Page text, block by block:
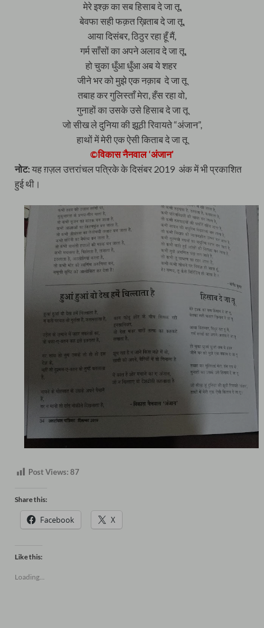
मेरे इश्क़ का सब हिसाब दे जा तू,
बेवफा सही फक़त ख़िताब दे जा तू,
आया दिसंबर, ठिठुर रहा हूँ मैं,
गर्म साँसों का अपने अलाव दे जा तू,
हो चुका धुँआ धुँआ अब ये शहर
जीने भर को मुझे एक नक़ाब दे जा तू
तबाह कर गुलिस्ताँ मेरा, हँस रहा वो,
गुनाहों का उसके उसे हिसाब दे जा तू
जो सीख ले दुनिया की झूठी रिवायते “अंजान”,
हाथों में मेरी एक ऐसी किताब दे जा तू
©विकास नैनवाल ‘अंजान’
नोट:यह ग़ज़ल उत्तरांचल पत्रिके के दिसंबर 2019 अंक में भी प्रकाशित
हुई थी।
Post Views:87
Share this:
Facebook X
Like this:
Loading...